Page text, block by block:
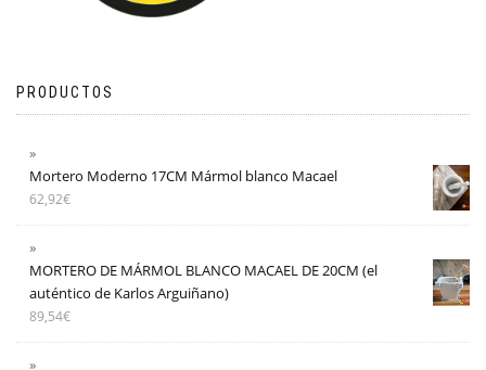
PRODUCTOS
Mortero Moderno 17CM Mármol blanco Macael
62,92€
MORTERO DE MÁRMOL BLANCO MACAEL DE 20CM (el
auténtico de Karlos Arguiñano)
89,54€